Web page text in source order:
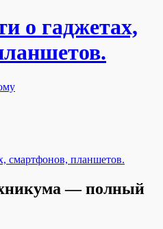
о гаджетах,
— полный